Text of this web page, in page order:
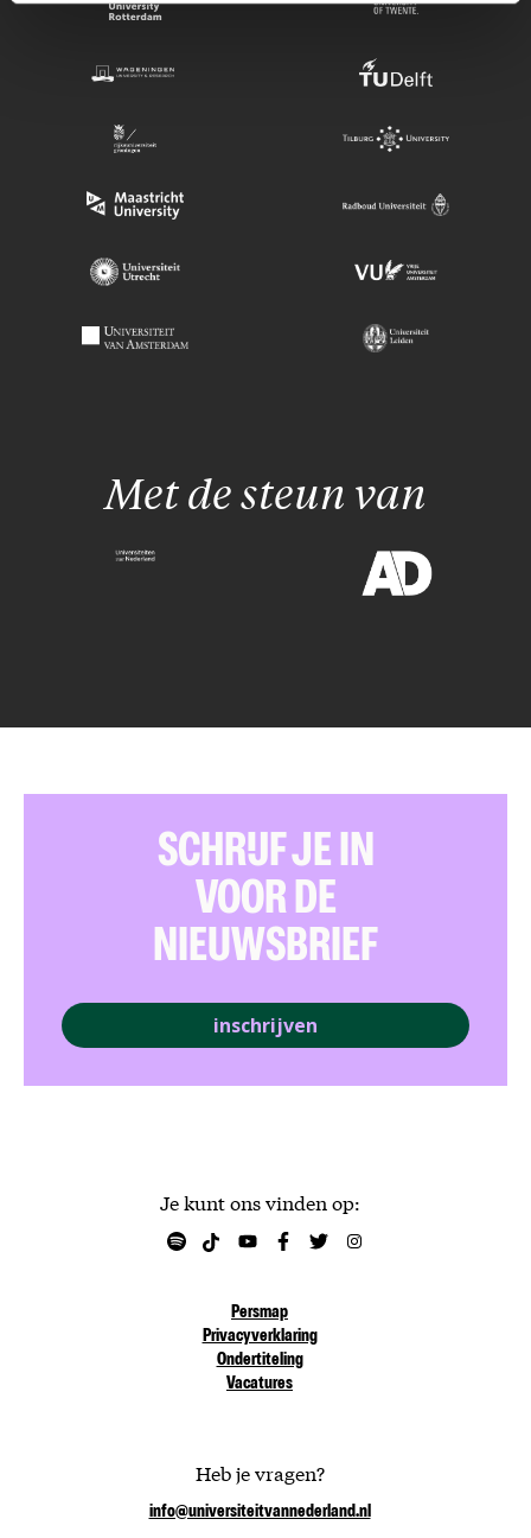
Met de steun van
Je kunt ons vinden op:
Persmap
Privacyverklaring
Ondertiteling
Vacatures
Heb je vragen?
info@universiteitvannederland.nl
SCHRIJF JE IN
VOOR DE
NIEUWSBRIEF
inschrijven